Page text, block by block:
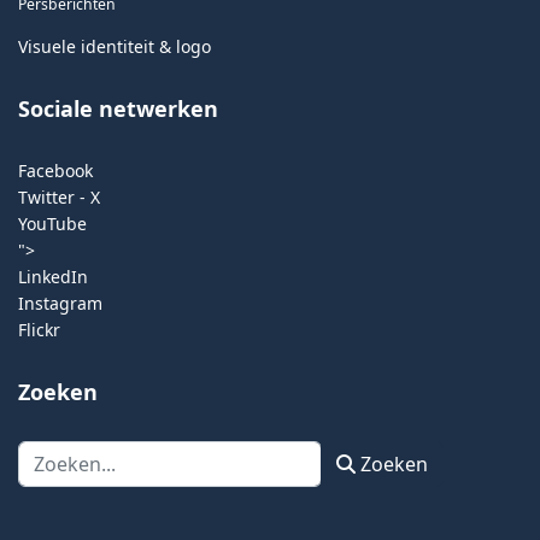
Persberichten
Visuele identiteit & logo
Sociale netwerken
Facebook
Twitter - X
YouTube
">
LinkedIn
Instagram
Flickr
Zoeken
Zoeken Zoeken